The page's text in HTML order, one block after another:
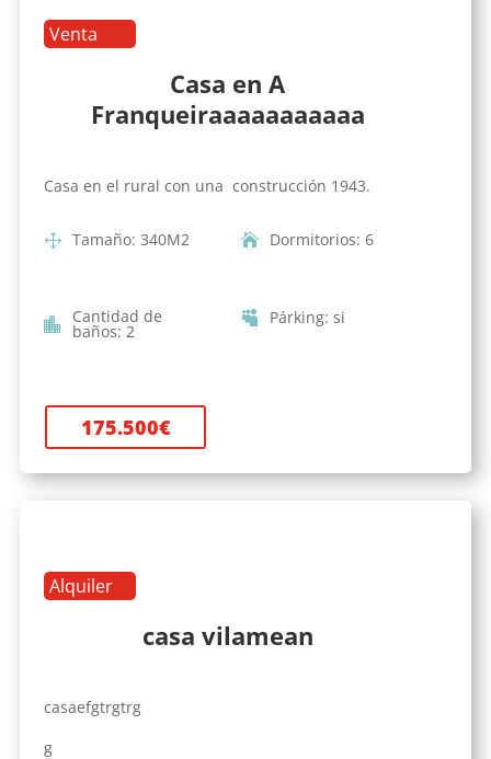
Venta
Casa en A
Franqueiraaaaaaaaaaa
Casa en el rural con una construcción 1943.
Tamaño: 340M2 Dormitorios: 6
Cantidad de
baños: 2
Párking: si
175.500€
Alquiler
casa vilamean
casaefgtrgtrg
g